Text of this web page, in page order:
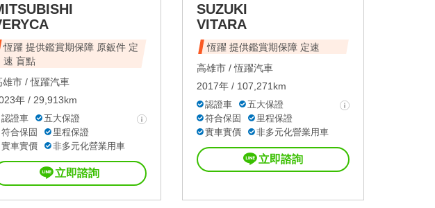
恆躍 提供鑑賞期保障 原鈑件 定
速 盲點
雄市 /恆躍汽車
年 / 29,913km
認證車
五大保證
符合保固
里程保證
實車實價
非多元化營業用車
立即諮詢
SUZUKI
VITARA
恆躍 提供鑑賞期保障 定速
高雄市 /恆躍汽車
2017年 / 107,271km
認證車
五大保證
符合保固
里程保證
實車實價
非多元化營業用車
立即諮詢